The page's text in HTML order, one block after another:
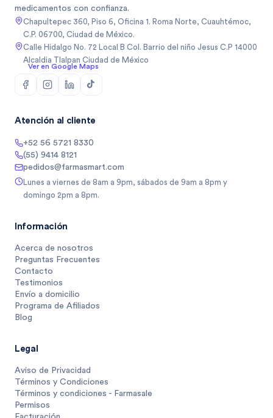
medicamentos con confianza.
Chapultepec 360, Piso 6, Oficina 1. Roma Norte, Cuauhtémoc,
C.P. 06700, Ciudad de México.
Calle Hidalgo No. 72 Local B Col. Barrio del niño Jesus C.P 14000
Alcaldia Tlalpan Ciudad de México
Ver en Google Maps
Atención al cliente
+52 56 5721 8330
(55) 9414 8121
pedidos@farmasmart.com
Lunes a viernes de 8am a 9pm, sábados de 9am a 8pm y
domingo 2pm a 8pm.
Información
Acerca de nosotros
Preguntas Frecuentes
Contacto
Testimonios
Envío a domicilio
Programa de Afiliados
Blog
Legal
Aviso de Privacidad
Términos y Condiciones
Términos y condiciones - Farmasale
Permisos